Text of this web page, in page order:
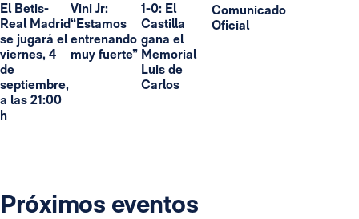
El Betis-
Real Madrid
se jugará el
viernes, 4
de
septiembre,
a las 21:00
h
Vini Jr:
“Estamos
entrenando
muy fuerte”
1-0: El
Castilla
gana el
Memorial
Luis de
Carlos
Comunicado
Oficial
Próximos eventos